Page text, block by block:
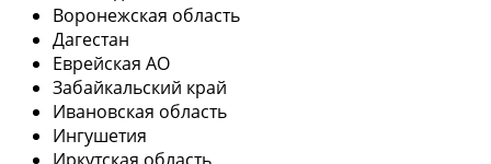
Воронежская область
Дагестан
Еврейская АО
Забайкальский край
Ивановская область
Ингушетия